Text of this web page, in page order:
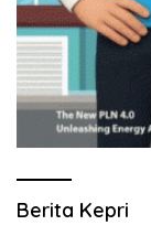
Berita Kepri